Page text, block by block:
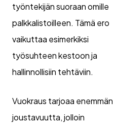
työntekijän suoraan omille
palkkalistoilleen. Tämä ero
vaikuttaa esimerkiksi
työsuhteen kestoon ja
hallinnollisiin tehtäviin.
Vuokraus tarjoaa enemmän
joustavuutta, jolloin